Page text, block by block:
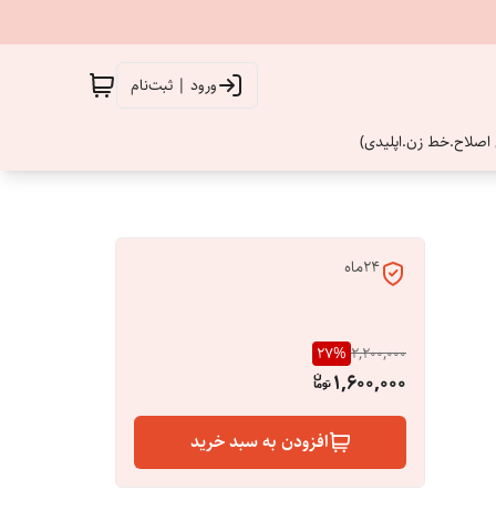
ورود | ثبت‌نام
زن.اپلیدی)
24ماه
2,200,000
27%
1,600,000
افزودن به سبد خرید